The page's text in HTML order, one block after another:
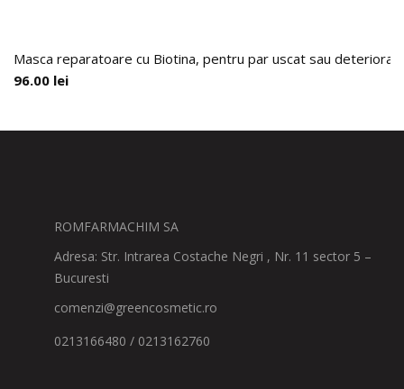
Masca reparatoare cu Biotina, pentru par uscat sau
96.00 lei
ROMFARMACHIM SA
Adresa: Str. Intrarea Costache Negri , Nr. 11 sector 5 –
Bucuresti
comenzi@greencosmetic.ro
0213166480 / 0213162760